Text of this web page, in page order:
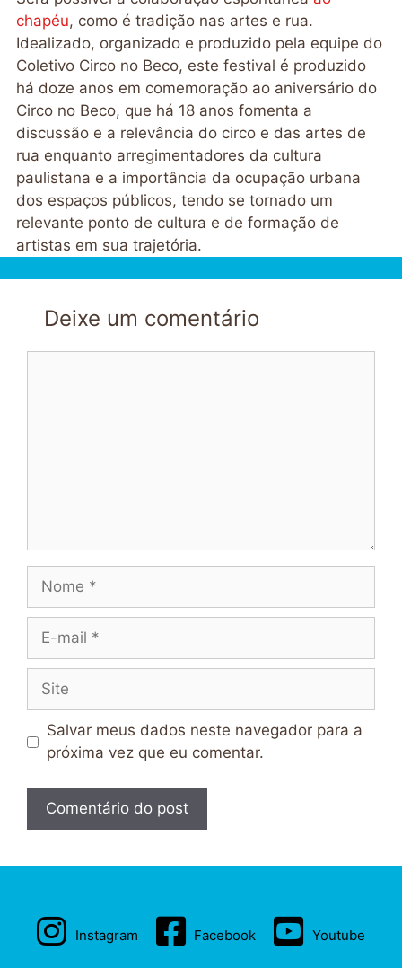
chapéu, como é tradição nas artes e rua.
Idealizado, organizado e produzido pela equipe do
Coletivo Circo no Beco, este festival é produzido
há doze anos em comemoração ao aniversário do
Circo no Beco, que há 18 anos fomenta a
discussão e a relevância do circo e das artes de
rua enquanto arregimentadores da cultura
paulistana e a importância da ocupação urbana
dos espaços públicos, tendo se tornado um
relevante ponto de cultura e de formação de
artistas em sua trajetória.
Deixe um comentário
Nome
Site
Salvar meus dados neste navegador para a
próxima vez que eu comentar.
Instagram Facebook Youtube